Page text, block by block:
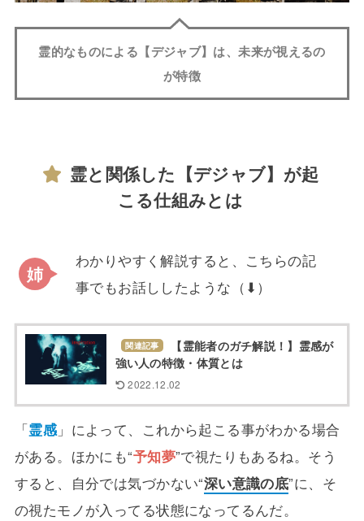
霊的なものによる【デジャブ】は、未来が視えるの
が特徴
霊と関係した【デジャブ】が起
こる仕組みとは
わかりやすく解説すると、こちらの記
事でもお話ししたような（⬇）
関連記事
【霊能者のガチ解説！】霊感が
強い人の特徴・体質とは
2022.12.02
「霊感」によって、これから起こる事がわかる場合
がある。ほかにも“予知夢”で視たりもあるね。そう
すると、自分では気づかない“深い意識の底”に、そ
の視たモノが入ってる状態になってるんだ。